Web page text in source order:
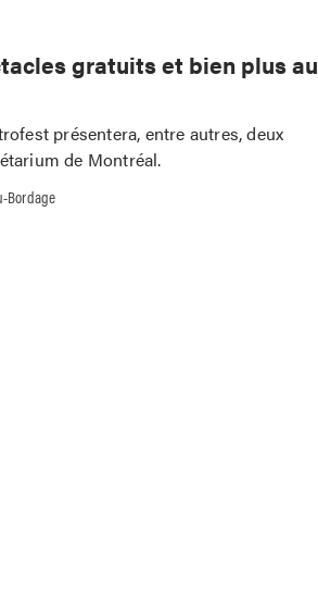
gratuits et bien plus au
présentera, entre autres, deux
de Montréal.
Bordage